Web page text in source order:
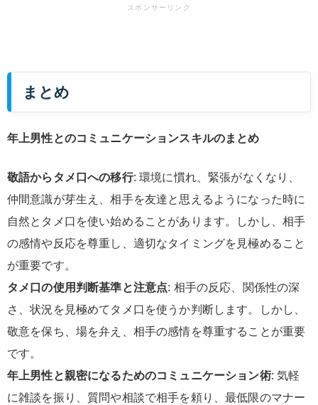
まとめ
年上男性とのコミュニケーションスキルのまとめ
敬語からタメ口への移行: 環境に慣れ、緊張がなくなり、
仲間意識が芽生え、相手を友達と思えるようになった時に
自然とタメ口を使い始めることがあります。しかし、相手
の感情や反応を尊重し、適切なタイミングを見極めること
が重要です。
タメ口の使用判断基準と注意点: 相手の反応、関係性の深
さ、状況を見極めてタメ口を使うか判断します。しかし、
敬意を保ち、場を弁え、相手の感情を尊重することが重要
です。
年上男性と親密になるためのコミュニケーション術: 気軽
に雑談を振り、質問や相談で相手を頼り、最低限のマナー